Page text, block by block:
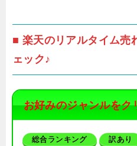
■ 楽天のリアルタイム売
ェック♪
お好みのジャンルをク
総合ランキング 訳あり